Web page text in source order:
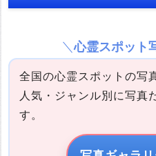
写真の説明
心霊スポット
全国の心霊スポットの写
人気・ジャンル別に写真
す。